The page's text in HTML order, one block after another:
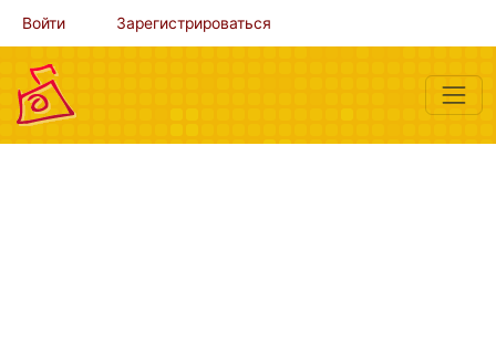
Войти Зарегистрироваться